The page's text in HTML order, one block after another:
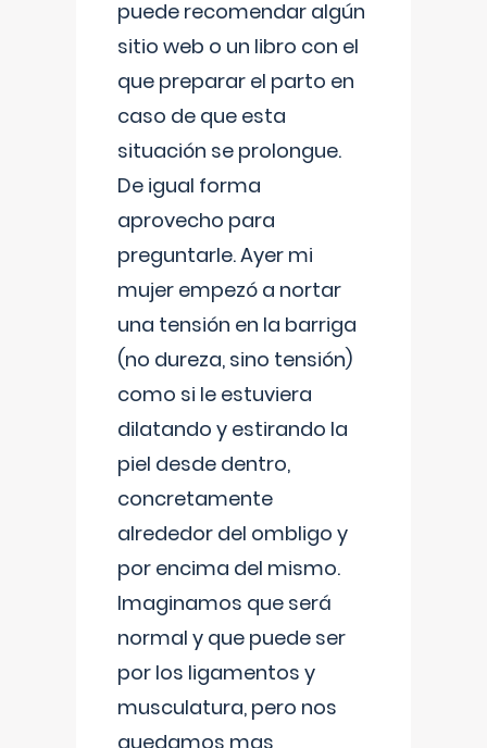
puede recomendar algún
sitio web o un libro con el
que preparar el parto en
caso de que esta
situación se prolongue.
De igual forma
aprovecho para
preguntarle. Ayer mi
mujer empezó a nortar
una tensión en la barriga
(no dureza, sino tensión)
como si le estuviera
dilatando y estirando la
piel desde dentro,
concretamente
alrededor del ombligo y
por encima del mismo.
Imaginamos que será
normal y que puede ser
por los ligamentos y
musculatura, pero nos
quedamos mas